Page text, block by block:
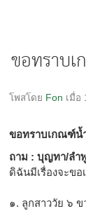
ขอทราบ
โพสโดย Fon เมื่อ
ขอทราบเกณฑ์น้
ถาม : บุญทา/ลำ
ดิฉันมีเรื่องจะข
๑. ลูกสาววัย ๖